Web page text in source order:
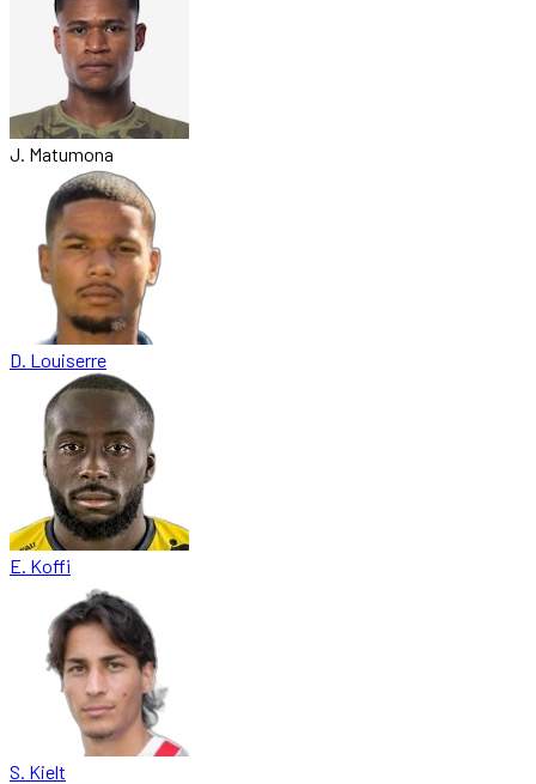
J. Matumona
D. Louiserre
E. Koffi
S. Kielt